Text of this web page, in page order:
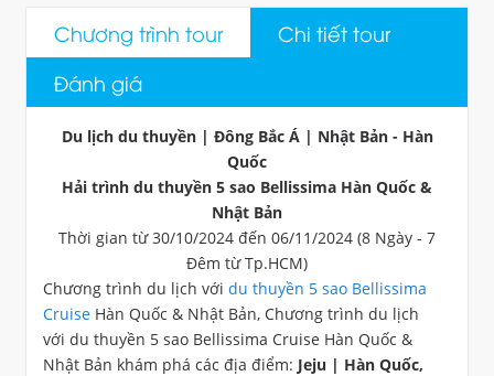
Chương trình tour
Chi tiết tour
Đánh giá
Du lịch du thuyền | Đông Bắc Á | Nhật Bản - Hàn
Quốc
Hải trình du thuyền 5 sao Bellissima Hàn Quốc &
Nhật Bản
Thời gian từ 30/10/2024 đến 06/11/2024 (8 Ngày - 7
Đêm từ Tp.HCM)
Chương trình du lịch với du thuyền 5 sao Bellissima
Cruise Hàn Quốc & Nhật Bản, Chương trình du lịch
với du thuyền 5 sao Bellissima Cruise Hàn Quốc &
Nhật Bản khám phá các địa điểm: Jeju | Hàn Quốc,